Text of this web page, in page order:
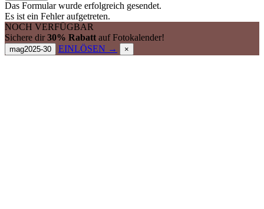
Das Formular wurde erfolgreich gesendet.
Es ist ein Fehler aufgetreten.
NOCH VERFÜGBAR
Sichere dir 30% Rabatt auf Fotokalender!
mag2025-30 EINLÖSEN → ×